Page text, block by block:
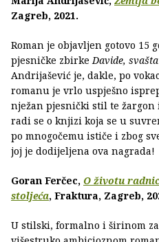
Zagreb, 2021.
Roman je objavljen gotovo 15
pjesničke zbirkeDavide,
Andrijašević je, dakle, po
romanu je vrlo uspješno
nježan pjesnički stil te žargon
radi se o knjizi koja se u
po mnogočemu ističe i zbog
joj je dodijeljena ova nagrada!
Goran Ferčec, O životu
stoljeća, Fraktura, Zagreb,
U stilski, formalno i širinom